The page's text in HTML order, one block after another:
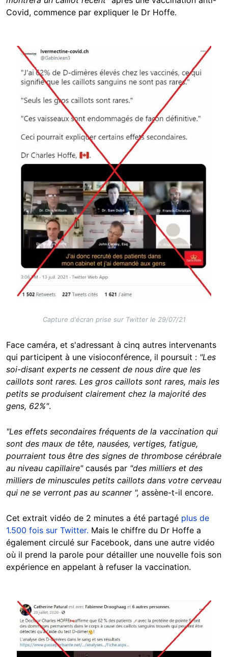
Covid, commence par expliquer le Dr Hoffe.
Image
Capture d'écran prise sur Twitter le 29/07/21
Face caméra, et s'adressant à cinq autres intervenants
qui participent à une visioconférence, il poursuit : "Les
soi-disant experts ne cessent de nous dire que les
caillots sont rares. Les gros caillots sont rares, mais les
petits se produisent clairement chez la majorité des
gens, 62%".
"Les effets secondaires fréquents de la vaccination qui
sont des maux de tête, nausées, vertiges, fatigue,
pourraient tous être des signes de thrombose cérébrale
au niveau capillaire" causés par "des milliers et des
milliers de minuscules petits caillots dans votre cerveau
qui ne se verront pas au scanner ", assène-t-il encore.
Cet extrait vidéo de 2 minutes a été partagé plus de
1.500 fois sur Twitter. Mais le chiffre du Dr Hoffe a
également circulé sur Facebook, dans une autre vidéo
où il prend la parole pour détailler une nouvelle fois son
expérience en appelant à refuser la vaccination.
Image